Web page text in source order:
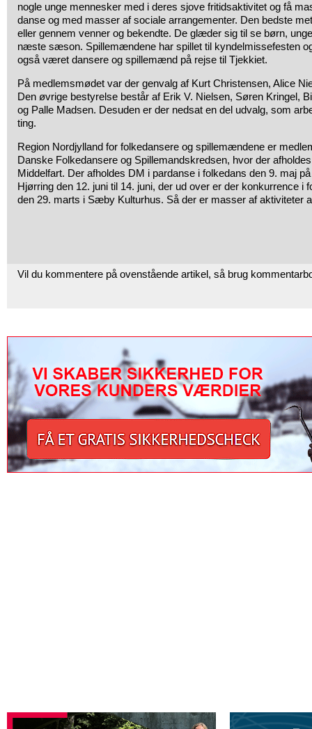
nogle unge mennesker med i deres sjove fritidsaktivitet og få
danse og med masser af sociale arrangementer. Den bedste
eller gennem venner og bekendte. De glæder sig til se børn,
næste sæson. Spillemændene har spillet til kyndelmissefesten
også været dansere og spillemænd på rejse til Tjekkiet.
På medlemsmødet var der genvalg af Kurt Christensen, Alice
Den øvrige bestyrelse består af Erik V. Nielsen, Søren Kringel,
og Palle Madsen. Desuden er der nedsat en del udvalg, som
ting.
Region Nordjylland for folkedansere og spillemændene er
Danske Folkedansere og Spillemandskredsen, hvor der
Middelfart. Der afholdes DM i pardanse i folkedans den 9. maj
Hjørring den 12. juni til 14. juni, der ud over er der konkurrence i
den 29. marts i Sæby Kulturhus. Så der er masser af aktiviteter
Vil du kommentere på ovenstående artikel, så brug